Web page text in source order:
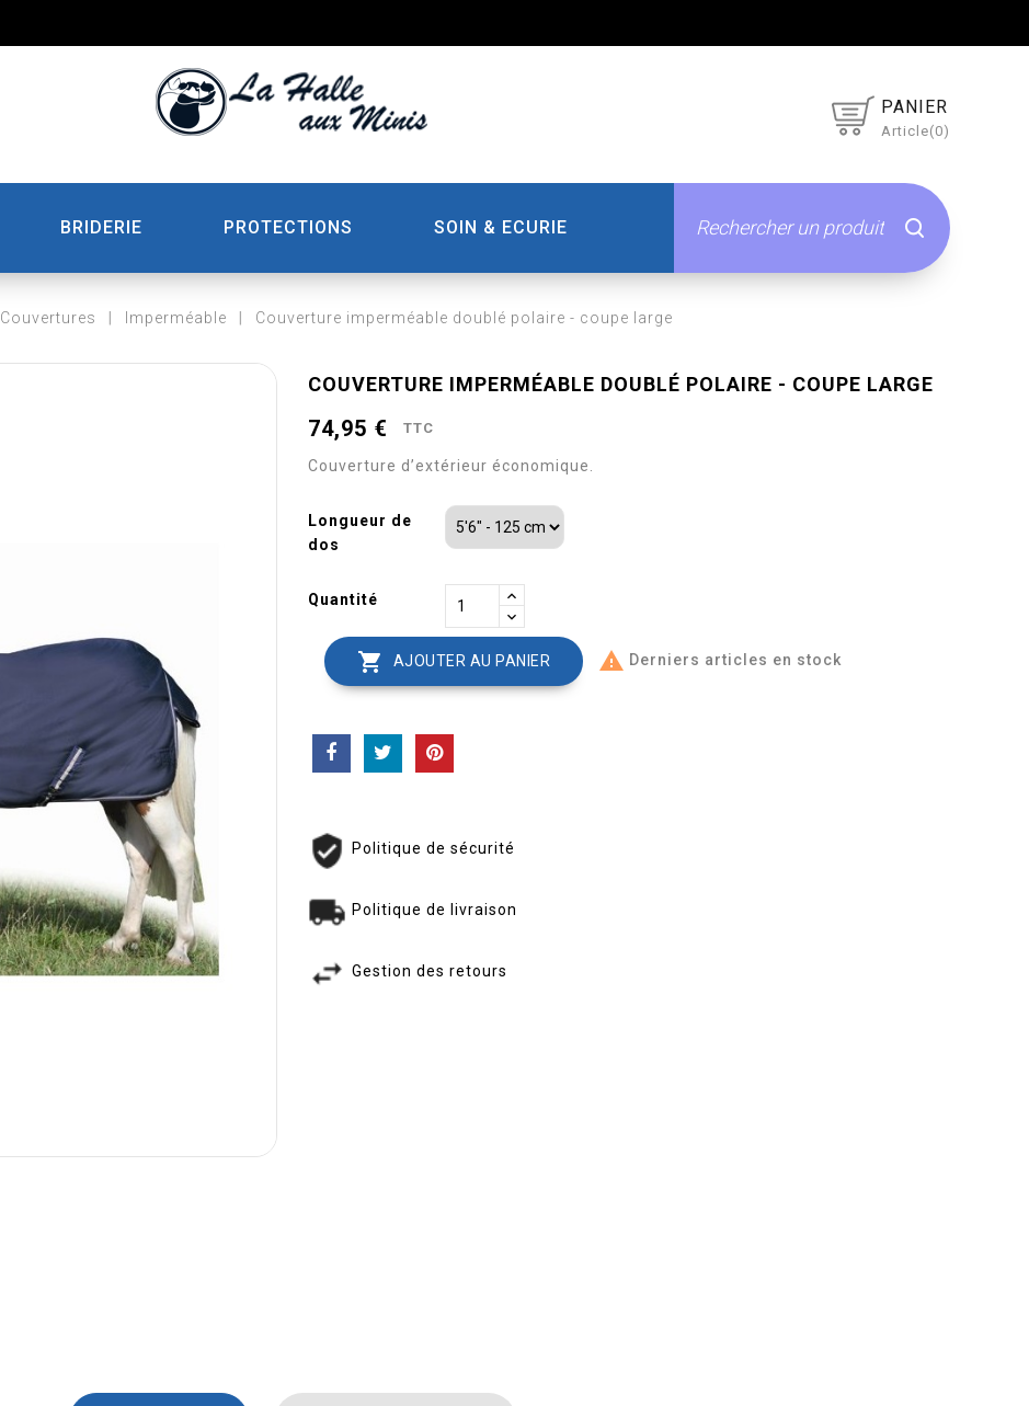
PANIER
Article(0)
BRIDERIE PROTECTIONS SOIN & ECURIE
Couvertures Imperméable Couverture imperméable doublé polaire - coupe large
COUVERTURE IMPERMÉABLE DOUBLÉ POLAIRE - COUPE LARGE
74,95 € TTC
Couverture d’extérieur économique.
Longueur de
dos
Quantité
 AJOUTER AU PANIER  Derniers articles en stock
Politique de sécurité
Politique de livraison
Gestion des retours